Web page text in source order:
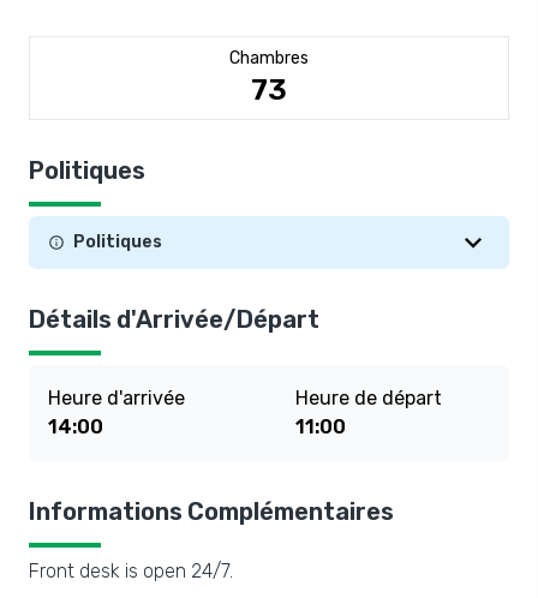
Chambres
73
Politiques
Politiques
Détails d'Arrivée/Départ
Heure d'arrivée
14:00
Heure de départ
11:00
Informations Complémentaires
Front desk is open 24/7.